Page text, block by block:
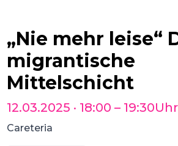
„Nie mehr leise“
migrantische
Mittelschicht
12.03.2025 · 18:00 – 19:30Uhr
Careteria